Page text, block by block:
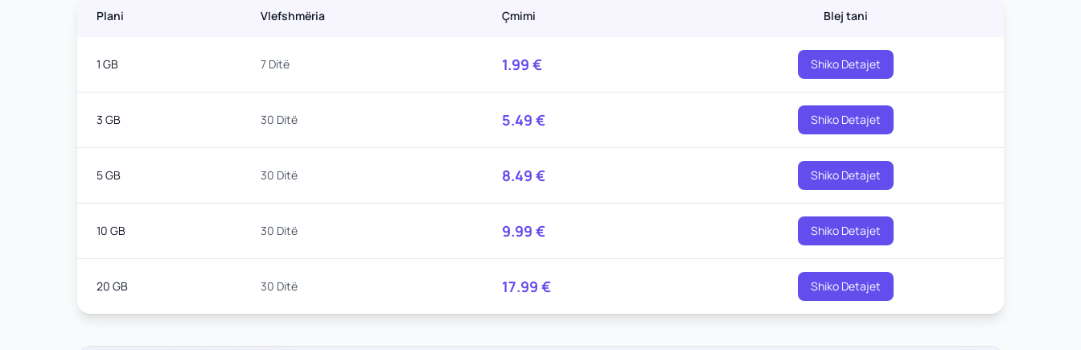
Plani Vlefshmëria Çmimi Blej tani
1 GB 7 Ditë 1.99 € Shiko Detajet
3 GB 30 Ditë 5.49 € Shiko Detajet
5 GB 30 Ditë 8.49 € Shiko Detajet
10 GB 30 Ditë 9.99 € Shiko Detajet
20 GB 30 Ditë 17.99 € Shiko Detajet